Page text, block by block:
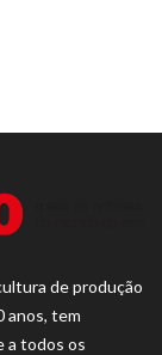
de produção
anos, tem
a todos os